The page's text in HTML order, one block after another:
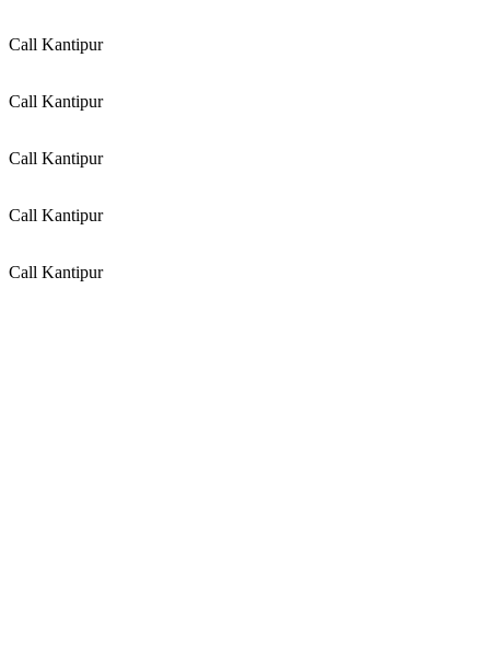
Call Kantipur
Call Kantipur
Call Kantipur
Call Kantipur
Call Kantipur